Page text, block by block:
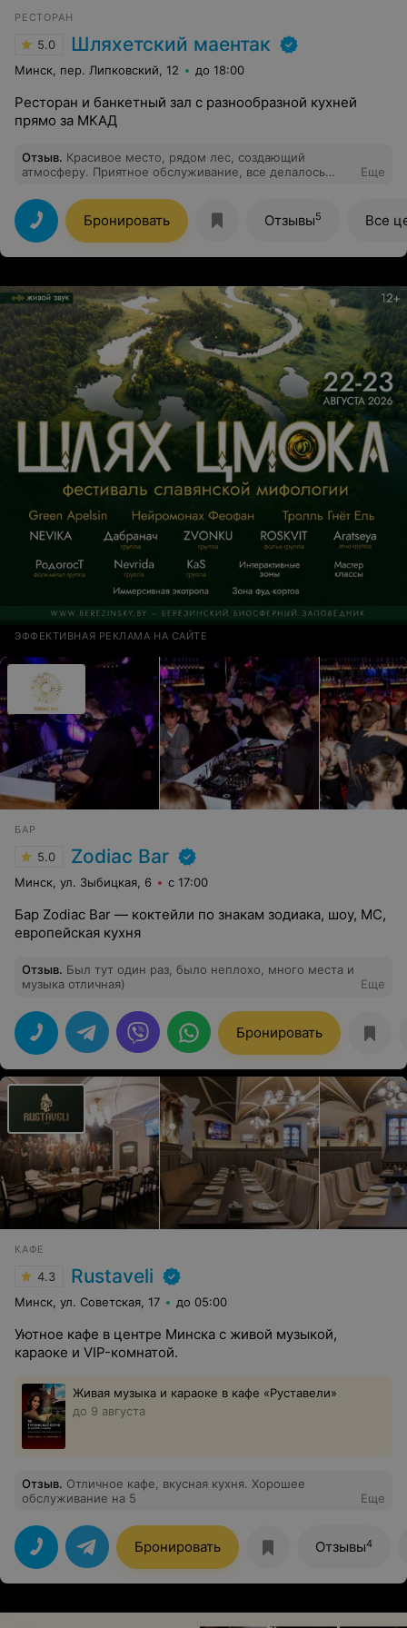
РЕСТОРАН
5.0 Шляхетский маентак
Минск, пер. Липковский, 12 до 18:00
Ресторан и банкетный зал с разнообразной кухней
прямо за МКАД
Отзыв. Красивое место, рядом лес, создающий
атмосферу. Приятное обслуживание, все делалось
Еще
Бронировать Отзывы5 Все
ЭФФЕКТИВНАЯ РЕКЛАМА НА САЙТЕ
БАР
5.0 Zodiac Bar
Минск, ул. Зыбицкая, 6 с 17:00
Бар Zodiac Bar — коктейли по знакам зодиака, шоу, MC,
европейская кухня
Отзыв. Был тут один раз, было неплохо, много места и
музыка отличная)
Еще
Бронировать
КАФЕ
4.3 Rustaveli
Минск, ул. Советская, 17 до 05:00
Уютное кафе в центре Минска с живой музыкой,
караоке и VIP-комнатой.
Живая музыка и караоке в кафе «Руставели»
до 9 августа
Отзыв. Отличное кафе, вкусная кухня. Хорошее
обслуживание на 5
Еще
Бронировать Отзывы4